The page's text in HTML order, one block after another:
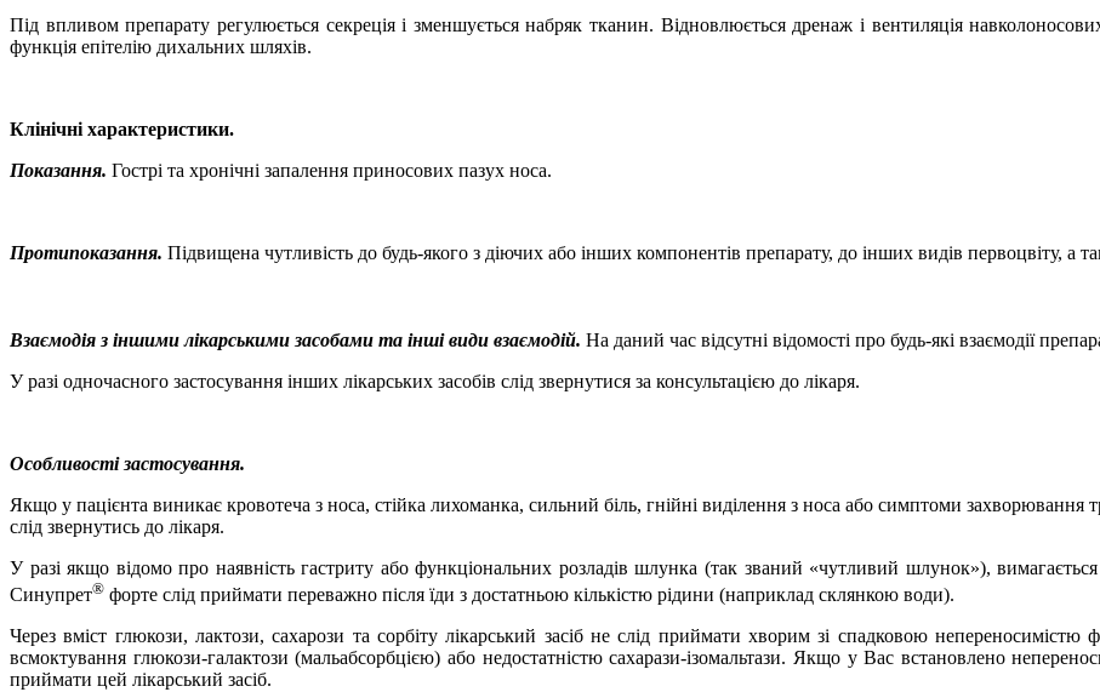
Під впливом препарату регулюється секреція і зменшується набряк тканин. Відновлюється дренаж і вентиляція
функція епітелію дихальних шляхів.
Клінічні характеристики.
Показання. Гострі та хронічні запалення приносових пазух носа.
Протипоказання. Підвищена чутливість до будь-якого з діючих або інших компонентів препарату, до інших видів первоцвіту, а
Взаємодія з іншими лікарськими засобами та інші види взаємодій. На даний час відсутні відомості про будь-які взаємодії
У разі одночасного застосування інших лікарських засобів слід звернутися за консультацією до лікаря.
Особливості застосування.
Якщо у пацієнта виникає кровотеча з носа, стійка лихоманка, сильний біль, гнійні виділення з носа або симптоми захворювання
слід звернутись до лікаря.
У разі якщо відомо про наявність гастриту або функціональних розладів шлунка (так званий «чутливий шлунок»),
Синупрет® форте слід приймати переважно після їди з достатньою кількістю рідини (наприклад склянкою води).
Через вміст глюкози, лактози, сахарози та сорбіту лікарський засіб не слід приймати хворим зі спадковою
всмоктування глюкози-галактози (мальабсорбцією) або недостатністю сахарази-ізомальтази. Якщо у Вас встановлено
приймати цей лікарський засіб.